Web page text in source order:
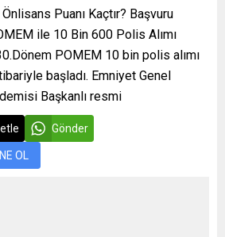
Puanı Kaçtır? Başvuru
ile 10 Bin 600 Polis Alımı
POMEM 10 bin polis alımı
başladı. Emniyet Genel
Başkanlı resmi
Gönder
OL